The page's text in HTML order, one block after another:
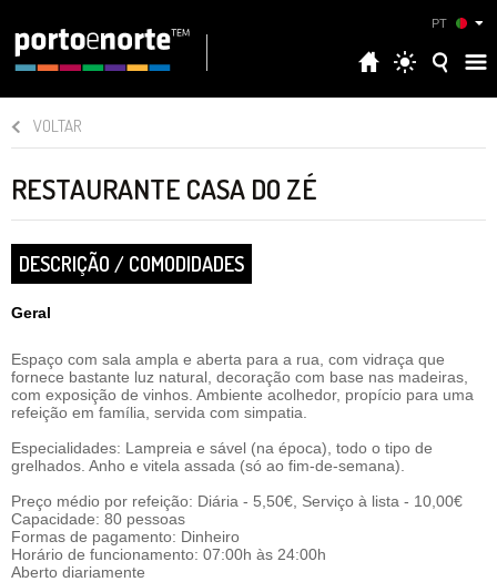
PT
VOLTAR
RESTAURANTE CASA DO ZÉ
DESCRIÇÃO / COMODIDADES
Geral
Espaço com sala ampla e aberta para a rua, com vidraça que
fornece bastante luz natural, decoração com base nas madeiras,
com exposição de vinhos. Ambiente acolhedor, propício para uma
refeição em família, servida com simpatia.
Especialidades: Lampreia e sável (na época), todo o tipo de
grelhados. Anho e vitela assada (só ao fim-de-semana).
Preço médio por refeição: Diária - 5,50€, Serviço à lista - 10,00€
Capacidade: 80 pessoas
Formas de pagamento: Dinheiro
Horário de funcionamento: 07:00h às 24:00h
Aberto diariamente